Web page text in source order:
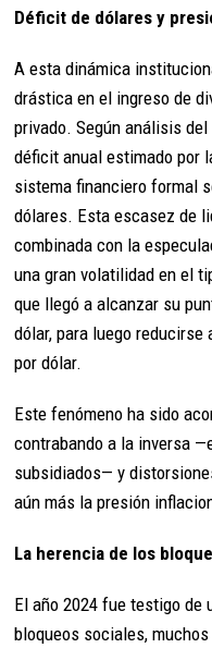
Déficit de dólares y
A esta dinámica
drástica en el ingreso de
privado. Según análisis
déficit anual estimado por
sistema financiero formal
dólares. Esta escasez de
combinada con la
una gran volatilidad en el
que llegó a alcanzar su
dólar, para luego
por dólar.
Este fenómeno ha sido
contrabando a la inversa
subsidiados— y
aún más la presión
La herencia de los
El año 2024 fue testigo de
bloqueos sociales,